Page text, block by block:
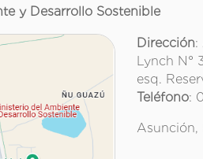
y Desarrollo Sostenible
Dirección:
Lynch N°
esq.
Teléfono:
Asunción,